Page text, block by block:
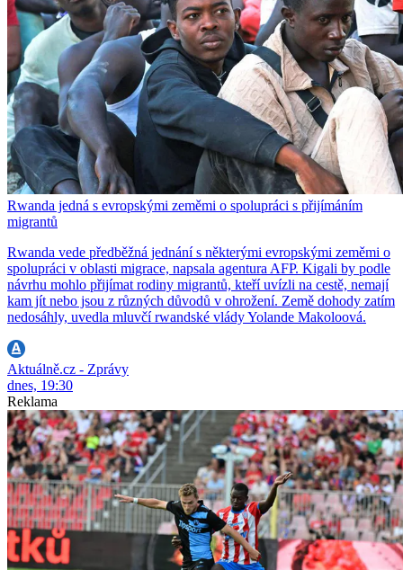
Rwanda jedná s evropskými zeměmi o spolupráci s přijímáním
migrantů
Rwanda vede předběžná jednání s některými evropskými zeměmi o
spolupráci v oblasti migrace, napsala agentura AFP. Kigali by podle
návrhu mohlo přijímat rodiny migrantů, kteří uvízli na cestě, nemají
kam jít nebo jsou z různých důvodů v ohrožení. Země dohody zatím
nedosáhly, uvedla mluvčí rwandské vlády Yolande Makoloová.
Aktuálně.cz - Zprávy
dnes, 19:30
Reklama